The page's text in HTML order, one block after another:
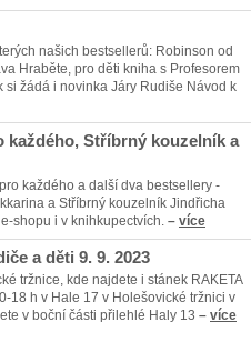
našich bestsellerů: Robinson od
Hraběte, pro děti kniha s Profesorem
si žádá i novinka Járy Rudiše Návod k
každého, Stříbrný kouzelník a
každého a další dva bestsellery -
a Stříbrný kouzelník Jindřicha
shopu i v knihkupectvích. – více
a děti 9. 9. 2023
tržnice, kde najdete i stánek RAKETA
18 h v Hale 17 v Holešovické tržnici v
v boční části přilehlé Haly 13 – více